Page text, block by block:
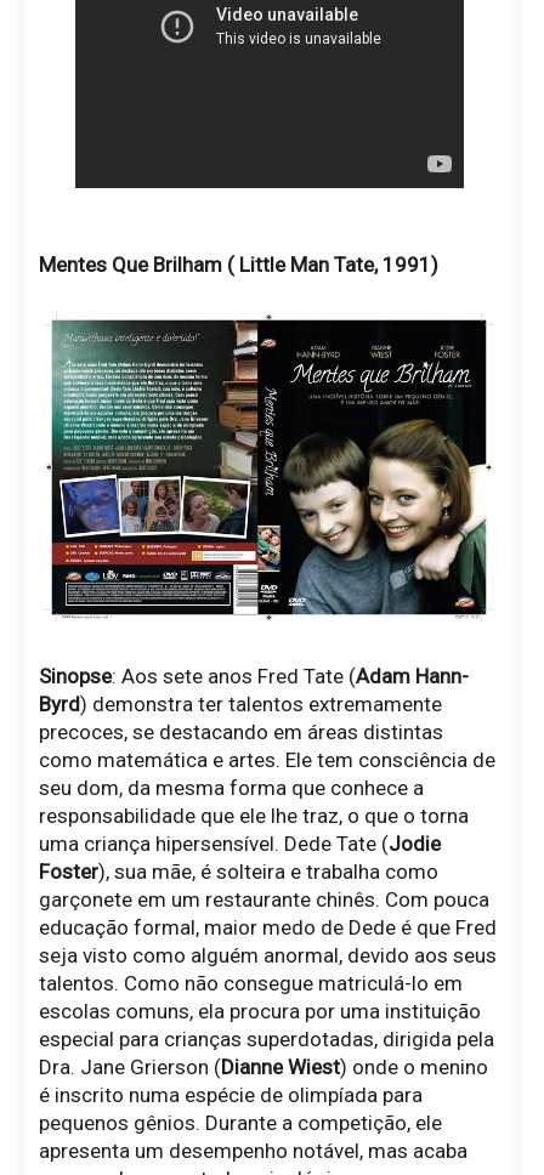
Mentes Que Brilham ( Little Man Tate, 1991)
Sinopse: Aos sete anos Fred Tate (Adam Hann-
Byrd) demonstra ter talentos extremamente
precoces, se destacando em áreas distintas
como matemática e artes. Ele tem consciência de
seu dom, da mesma forma que conhece a
responsabilidade que ele lhe traz, o que o torna
uma criança hipersensível. Dede Tate (Jodie
Foster), sua mãe, é solteira e trabalha como
garçonete em um restaurante chinês. Com pouca
educação formal, maior medo de Dede é que Fred
seja visto como alguém anormal, devido aos seus
talentos. Como não consegue matriculá-lo em
escolas comuns, ela procura por uma instituição
especial para crianças superdotadas, dirigida pela
Dra. Jane Grierson (Dianne Wiest) onde o menino
é inscrito numa espécie de olimpíada para
pequenos gênios. Durante a competição, ele
apresenta um desempenho notável, mas acaba